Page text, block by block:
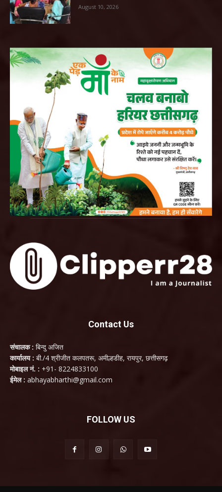
August 10, 2026
Contact Us
संचालक : बिन्दु अजित
कार्यालय : बी./4 श्रीजीत कलपतरू, अमील्हडीह, रायपुर, छत्तीसगढ़
मोबाइल नं. : +91- 8224833100
ईमेल : abhayabharthi@gmail.com
FOLLOW US